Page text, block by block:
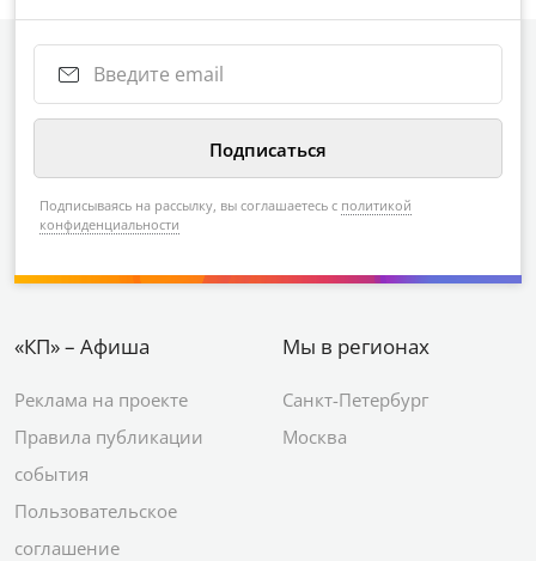
Подписываясь на рассылку, вы соглашаетесь с политикой
конфиденциальности
«КП» – Афиша
Реклама на проекте
Правила публикации
события
Пользовательское
соглашение
Мы в регионах
Санкт-Петербург
Москва